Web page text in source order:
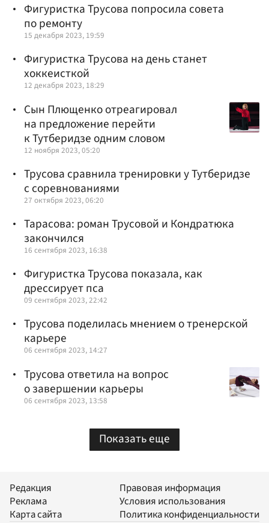
Фигуристка Трусова попросила совета
по ремонту
15 декабря 2023, 19:59
Фигуристка Трусова на день станет
хоккеисткой
12 декабря 2023, 18:29
Сын Плющенко отреагировал
на предложение перейти
к Тутберидзе одним словом
12 ноября 2023, 05:20
Трусова сравнила тренировки у Тутберидзе
с соревнованиями
27 октября 2023, 06:20
Тарасова: роман Трусовой и Кондратюка
закончился
16 сентября 2023, 16:38
Фигуристка Трусова показала, как
дрессирует пса
09 сентября 2023, 22:42
Трусова поделилась мнением о тренерской
карьере
06 сентября 2023, 14:27
Трусова ответила на вопрос
о завершении карьеры
06 сентября 2023, 13:58
Показать еще
Редакция
Реклама
Карта сайта
Правовая информация
Условия использования
Политика конфиденциальности